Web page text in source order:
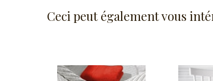
Ceci peut également vous